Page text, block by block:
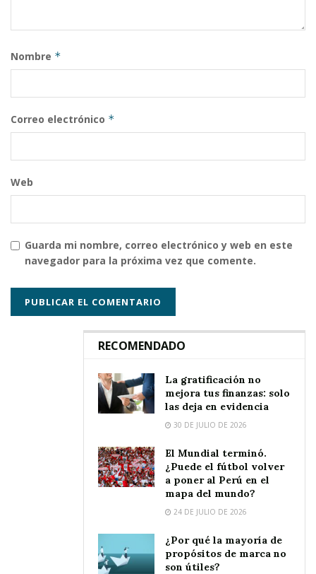
Nombre *
Correo electrónico *
Web
Guarda mi nombre, correo electrónico y web en este
navegador para la próxima vez que comente.
RECOMENDADO
La gratificación no
mejora tus finanzas: solo
las deja en evidencia
30 DE JULIO DE 2026
El Mundial terminó.
¿Puede el fútbol volver
a poner al Perú en el
mapa del mundo?
24 DE JULIO DE 2026
¿Por qué la mayoría de
propósitos de marca no
son útiles?